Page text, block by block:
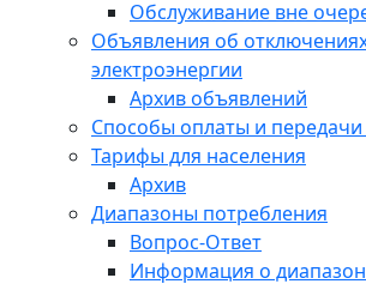
Обслуживание вне
Объявления об
электроэнергии
Архив объявлений
Способы оплаты и передачи
Тарифы для населения
Архив
Диапазоны потребления
Вопрос-Ответ
Информация о